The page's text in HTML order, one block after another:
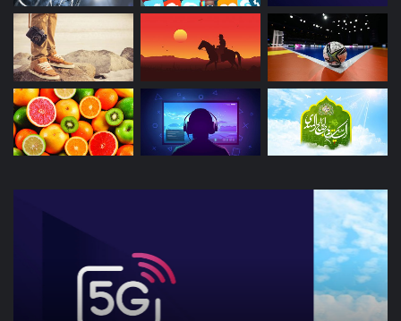
شبکه
5G
می‌تواند
باعث
سقوط
هواپیما
شود